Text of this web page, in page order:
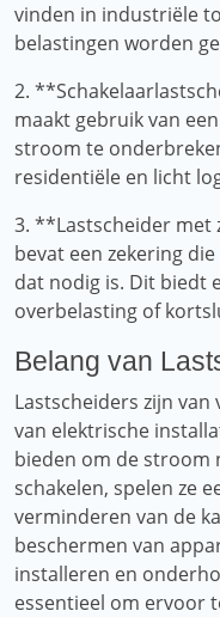
vinden in industriële
belastingen worden
2.
maakt gebruik van
stroom te
residentiële en licht
3. **Lastscheider met
bevat een zekering
dat nodig is. Dit biedt
overbelasting of
Belang van
Lastscheiders zijn
van elektrische
bieden om de stroom
schakelen, spelen ze
verminderen van de
beschermen van
installeren en
essentieel om ervoor